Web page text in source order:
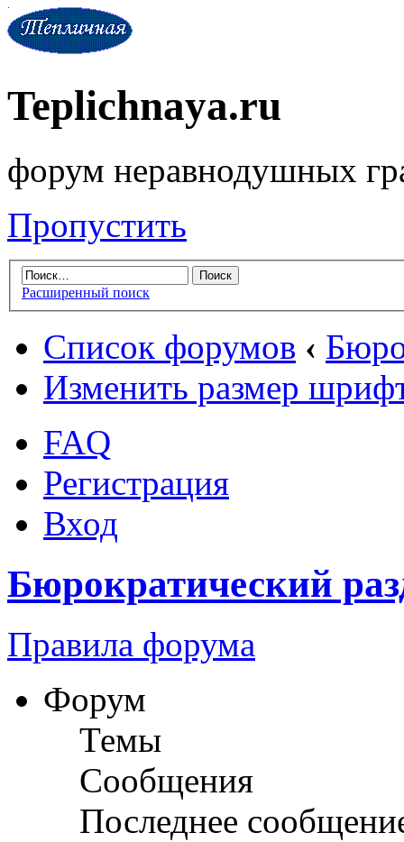
Teplichnaya.ru
форум неравнодушных
Пропустить
Расширенный поиск
Список форумов ‹
Изменить размер
FAQ
Регистрация
Вход
Бюрократический
Правила форума
Форум
Темы
Сообщения
Последнее